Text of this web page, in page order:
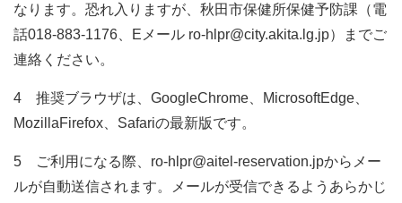
なります。恐れ入りますが、秋田市保健所保健予防課（電
話018-883-1176、Eメール ro-hlpr@city.akita.lg.jp）までご
連絡ください。
4 推奨ブラウザは、GoogleChrome、MicrosoftEdge、
MozillaFirefox、Safariの最新版です。
5 ご利用になる際、ro-hlpr@aitel-reservation.jpからメー
ルが自動送信されます。メールが受信できるようあらかじ